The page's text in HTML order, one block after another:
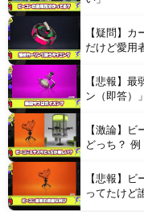
【疑問】
だけど愛用
【悲報】
ン（即答）」
【激論】
どっち？
【悲報】
ってたけど